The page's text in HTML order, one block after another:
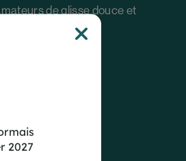
2027
de glisse douce et